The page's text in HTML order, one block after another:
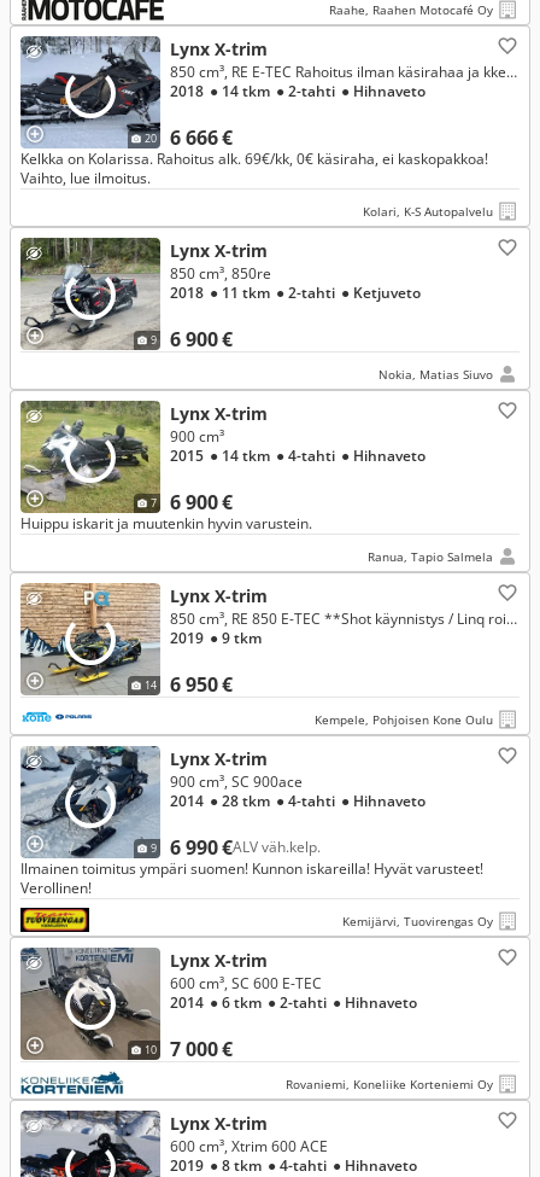
Raahe, Raahen Motocafé Oy
20
Lynx X-trim
6 666 €
850 cm³, RE E-TEC Rahoitus ilman käsirahaa ja kkerä alkaen 69€ eikä kaskopakkoa. Myös vaihto, lue ilmoitus
2018 ● 14 tkm ● 2-tahti ● Hihnaveto
Kelkka on Kolarissa. Rahoitus alk. 69€/kk, 0€ käsiraha, ei kaskopakkoa!
Vaihto, lue ilmoitus.
Kolari, K-S Autopalvelu
9
Lynx X-trim
6 900 €
850 cm³, 850re
2018 ● 11 tkm ● 2-tahti ● Ketjuveto
Nokia, Matias Siuvo
7
Lynx X-trim
6 900 €
900 cm³
2015 ● 14 tkm ● 4-tahti ● Hihnaveto
Huippu iskarit ja muutenkin hyvin varustein.
Ranua, Tapio Salmela
14
Lynx X-trim
6 950 €
850 cm³, RE 850 E-TEC **Shot käynnistys / Linq roiskeläppä / Lisäsäiliö iskarit ** Toimitus / Vaihto / Rahoit
2019 ● 9 tkm
Kempele, Pohjoisen Kone Oulu
9
Lynx X-trim
6 990 €ALV väh.kelp.
900 cm³, SC 900ace
2014 ● 28 tkm ● 4-tahti ● Hihnaveto
Ilmainen toimitus ympäri suomen! Kunnon iskareilla! Hyvät varusteet!
Verollinen!
Kemijärvi, Tuovirengas Oy
10
Lynx X-trim
7 000 €
600 cm³, SC 600 E-TEC
2014 ● 6 tkm ● 2-tahti ● Hihnaveto
Rovaniemi, Koneliike Korteniemi Oy
Lynx X-trim
600 cm³, Xtrim 600 ACE
2019 ● 8 tkm ● 4-tahti ● Hihnaveto